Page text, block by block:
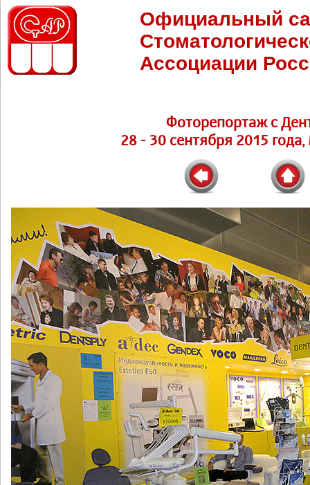
Официальный
Ассоциации
Фоторепортаж с
28 - 30 сентября 2015